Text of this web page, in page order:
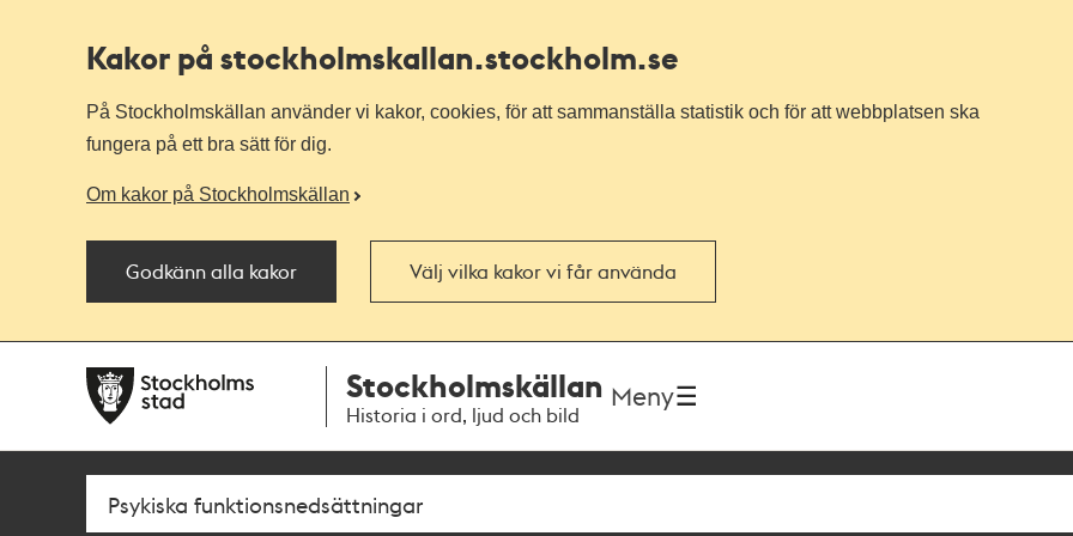
Kakor på stockholmskallan.stockholm.se
På Stockholmskällan använder vi kakor, cookies, för att sammanställa statistik och för att webbplatsen ska
fungera på ett bra sätt för dig.
Om kakor på Stockholmskällan
Godkänn alla kakor Välj vilka kakor vi får använda
navigationen
huvudinnehållet
Stockholmskällan
Historia i ord, ljud och bild
Meny
Sök